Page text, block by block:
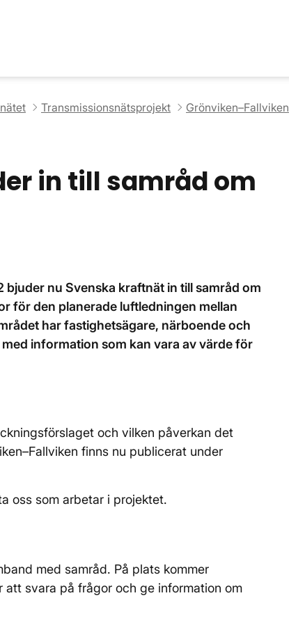
Transmissionsnätsprojekt
Grönviken–Fallviken
in till samråd om
nu Svenska kraftnät in till samråd om
för den planerade luftledningen mellan
har fastighetsägare, närboende och
information som kan vara av värde för
och vilken påverkan det
finns nu publicerat under
oss som arbetar i projektet.
med samråd. På plats kommer
svara på frågor och ge information om